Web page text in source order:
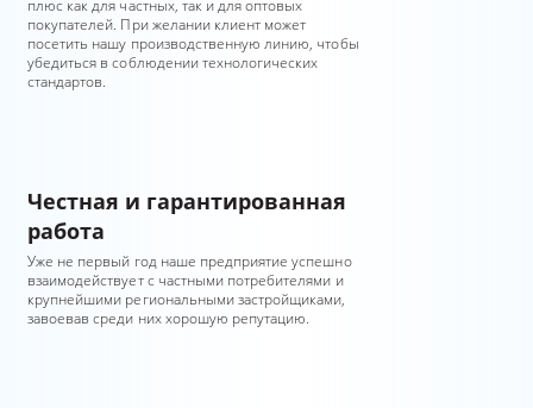
плюс как для частных, так и для оптовых
покупателей. При желании клиент может
посетить нашу производственную линию, чтобы
убедиться в соблюдении технологических
стандартов.
Честная и гарантированная
работа
Уже не первый год наше предприятие успешно
взаимодействует с частными потребителями и
крупнейшими региональными застройщиками,
завоевав среди них хорошую репутацию.